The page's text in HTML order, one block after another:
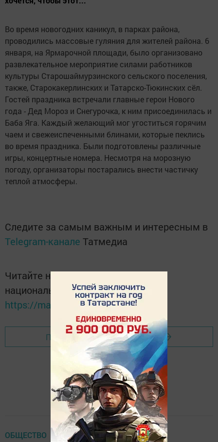
Во время новогодних каникул, в парках района,
проводились массовые гуляния для жителей района. 6
января, на Ярмарочной площади, было организовано
развлекательное мероприятие силами работников
культуры Старошаймурзинского сельского поселения,
также, Старокакерлинских и Татарско-Тюкинских сёл.
Гостей праздника встречали главные герои Нового
года - Дед Мороз и Снегурочка, к ним присоединилась и
Баба Яга. Каждый желающий мог угоститься горячим
чаем и свежеиспеченными блинами, которые пеклись
во время праздника. Были подготовлены различные
игры, концертные номера. Несмотря на морозную
погоду, организаторы постарались внести частичку
теплой атмосферы.
Следите за самым важным и интересным в
Telegram-канале Татмедиа
Читайте новости Татарстана в
национальном мессенджере MАХ:
https://max.ru/tatmedia
Перейти на страницу новости
ОБЩЕСТВО